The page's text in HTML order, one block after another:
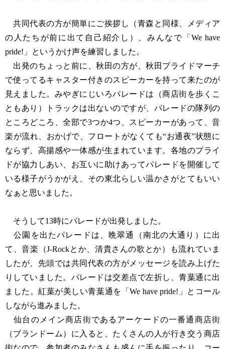
共同代表の方が簡単にご挨拶し（青森と同様、メディア
の人たちが前に出て自己紹介し）、みんなで「We have
pride!」というかけ声を練習しました。
出発のちょっと前に、秋田の方が、秋田プライドマーチ
で使ってるキャスター付きのスピーカーを持って来たのが
見えました。みやぎにじいろパレードは（商店街を歩くこ
ともあり）トラックは出ないのですが、パレードの隊列の
ところどころ、全部で3つか4つ、スピーカーがあって、音
楽が流れ、おかげで、フロートがなくても“お通夜”状態に
ならず、高揚感や一体感が生まれています。各地のプライ
ドが協力しあい、お互いに助けあってパレードを開催して
いる様子がうかがえ、その東北らしい温かさがとてもいい
なぁと思いました。
そうして13時にパレードが出発しました。
公園を出たパレードは、晩翠通（南北の大通り）に出
て、音楽（J-Rockとか、清貴さんの歌とか）も流れていま
したが、先頭では共同代表の方がメッセージを読み上げた
りしていました。パレードは交差点で左折し、青葉通に出
ました。紅葉が美しい青葉通を「We have pride!」とコール
しながら進みました。
仙台のメイン商店街であるアーケードの一番通商店街
（ブランドーム）に入ると、たくさんの人が行き交う商店